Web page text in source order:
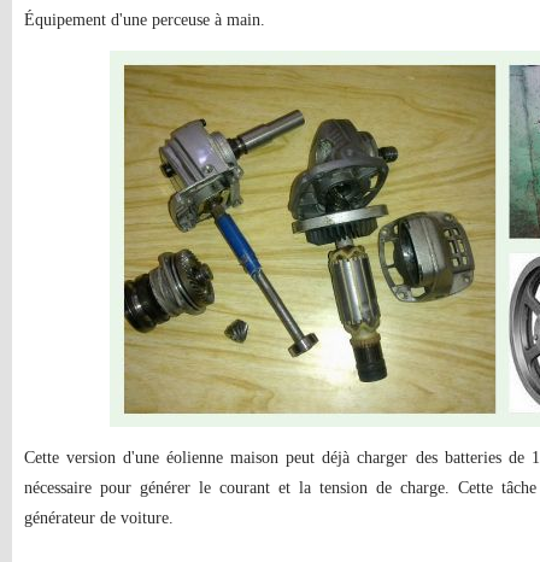
Équipement d'une perceuse à main.
Cette version d'une éolienne maison peut déjà charger des batteries de
nécessaire pour générer le courant et la tension de charge. Cette
générateur de voiture.